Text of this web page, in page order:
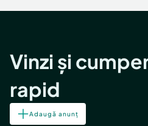
Vinzi și
rapid
Adaugă anunț